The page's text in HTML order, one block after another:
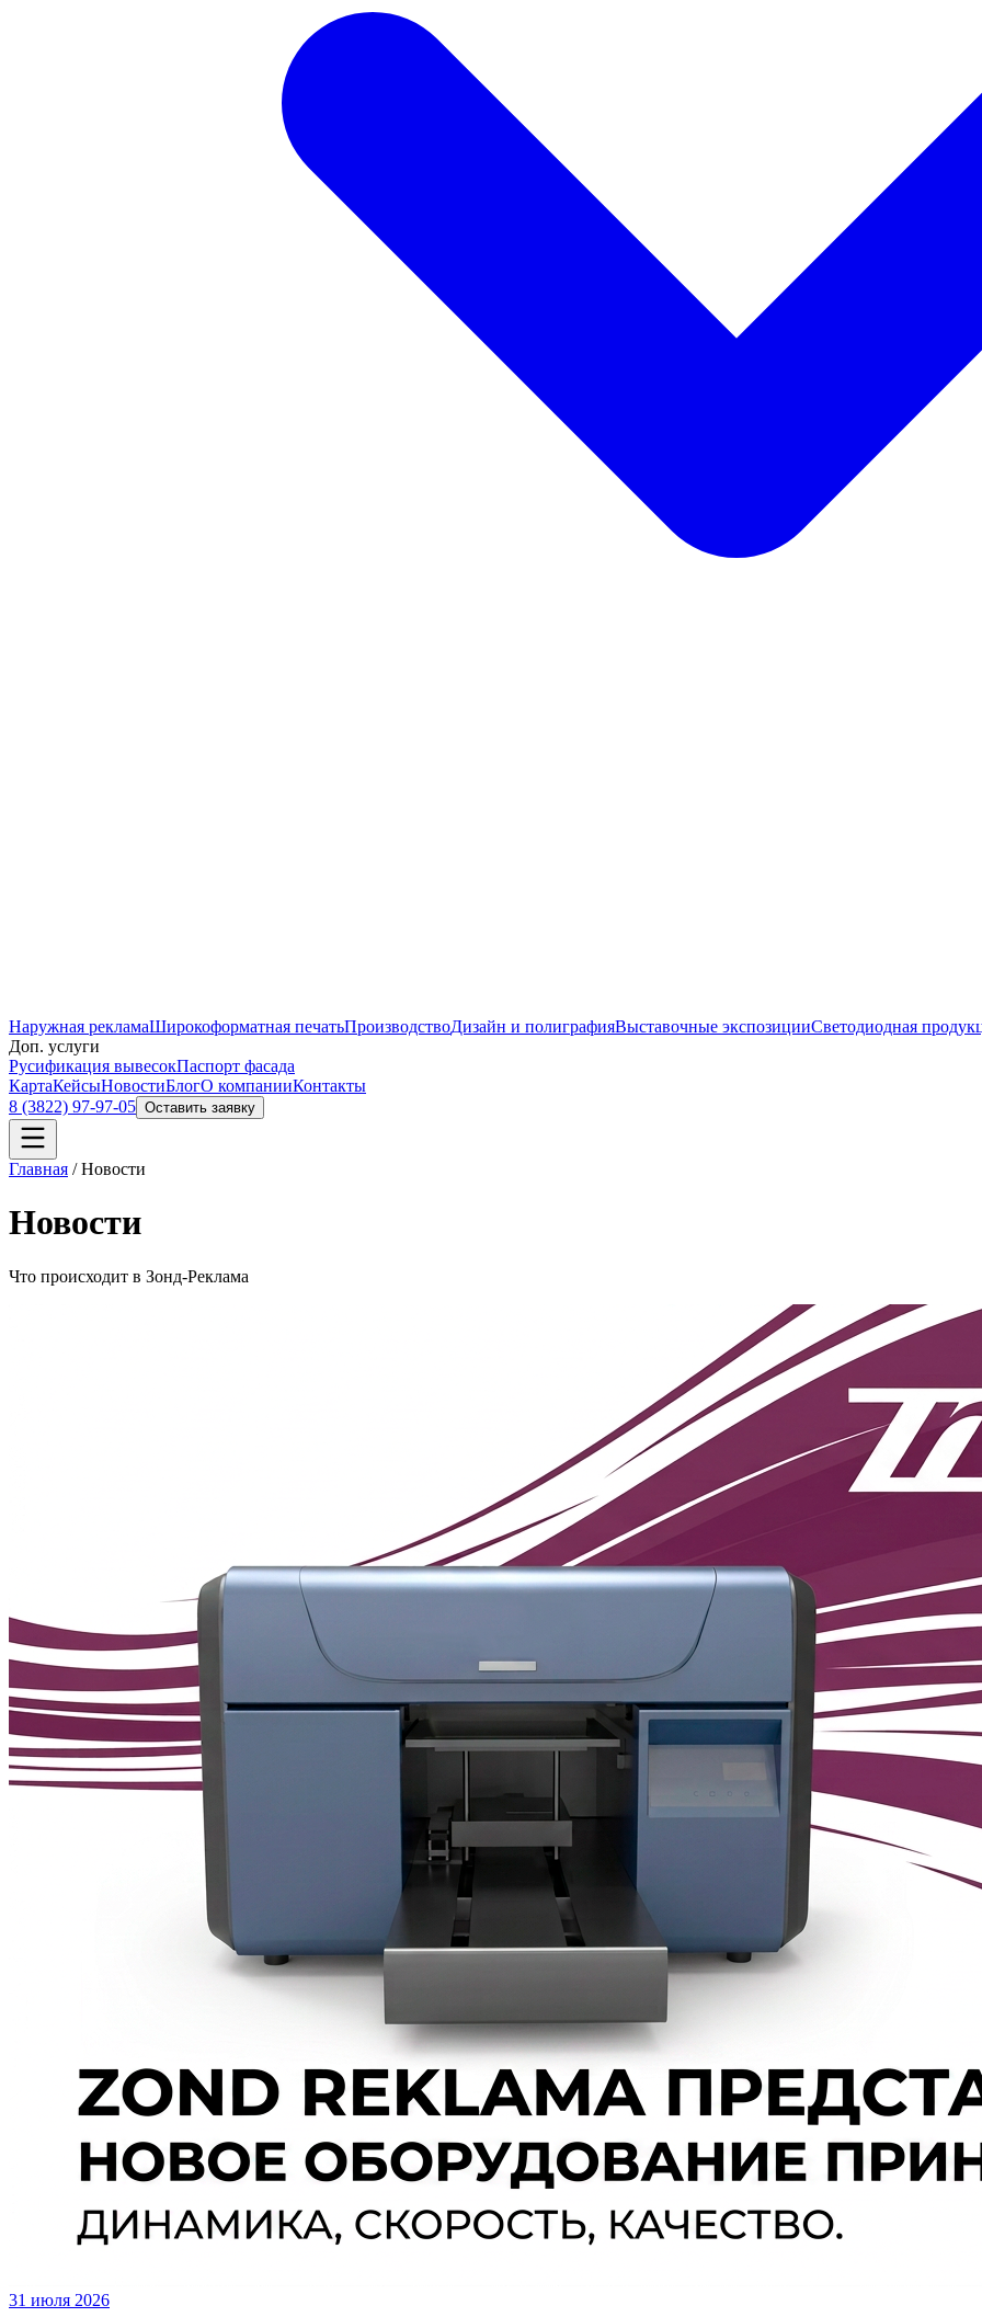
Наружная рекламаШирокоформатная печатьПроизводствоДизайн и полиграфияВыставочные экспозицииСветодиодная
Доп. услуги
Русификация вывесокПаспорт фасада
КартаКейсыНовостиБлогО компанииКонтакты
8 (3822) 97-97-05 Оставить заявку
Главная /Новости
Новости
Что происходит в Зонд-Реклама
31 июля 2026